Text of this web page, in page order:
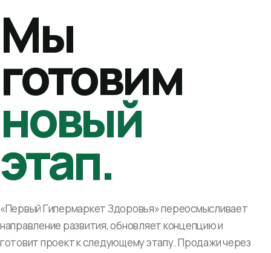
Мы
готовим
новый
этап.
«Первый Гипермаркет Здоровья» переосмысливает
направление развития, обновляет концепцию и
готовит проект к следующему этапу. Продажи через